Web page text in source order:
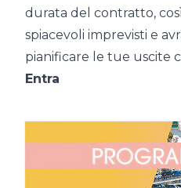
durata del contratto,
spiacevoli imprevisti e
pianificare le tue uscite
Entra